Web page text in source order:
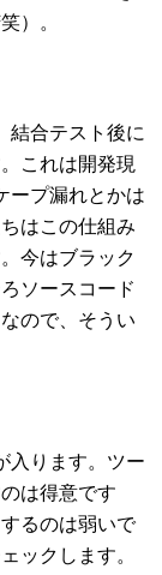
）。
結合テスト後に
これは開発現
ープ漏れとかは
はこの仕組み
今はブラック
ソースコード
ので、そうい
入ります。ツー
は得意です
るのは弱いで
ックします。